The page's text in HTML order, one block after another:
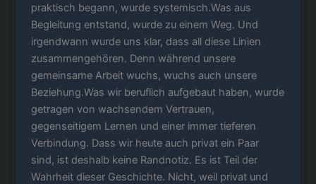
praktisch begann, wurde systemisch.Was aus
Begleitung entstand, wurde zu einem Weg. Und
irgendwann wurde uns klar, dass all diese Linien
zusammengehören. Denn während unsere
gemeinsame Arbeit wuchs, wuchs auch unsere
Beziehung.Was wir beruflich aufgebaut haben, wurde
getragen von wachsendem Vertrauen,
gegenseitigem Lernen und einer immer tieferen
Verbindung. Dass wir heute auch privat ein Paar
sind, ist deshalb keine Randnotiz. Es ist Teil der
Wahrheit dieser Geschichte. Nicht, weil privat und